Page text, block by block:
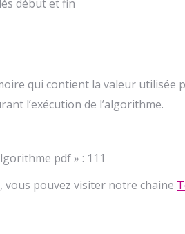
début et fin
qui contient la valeur utilisée
l’exécution de l’algorithme.
pdf » : 111
pouvez visiter notre chaine